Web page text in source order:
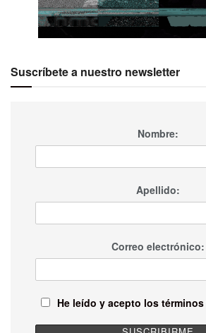
Suscríbete a nuestro newsletter
Nombre:
Apellido:
Correo electrónico:
He leído y acepto los